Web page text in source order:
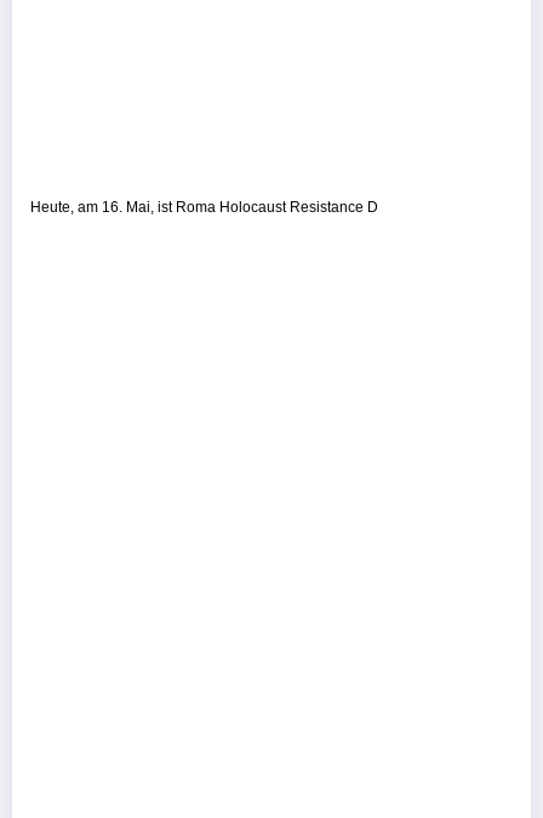
Heute, am 16. Mai, ist Roma Holocaust Resistance D